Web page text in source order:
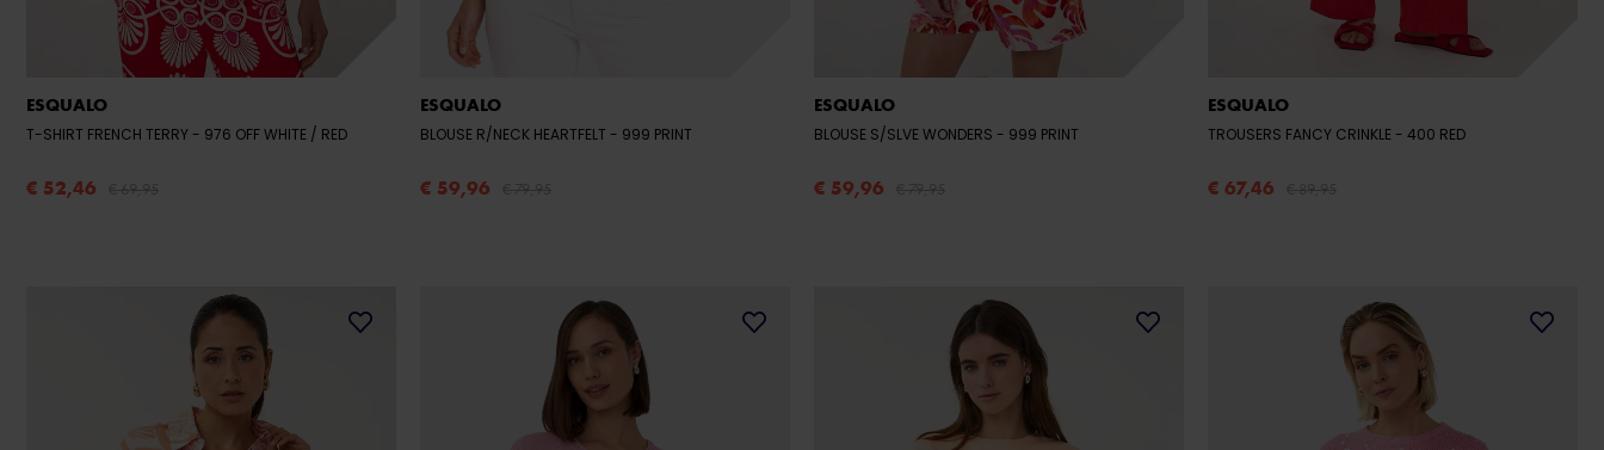
ESQUALO
T-SHIRT FRENCH TERRY - 976 OFF WHITE / RED
€ 52,46
ESQUALO
BLOUSE R/NECK HEARTFELT - 999 PRINT
€ 59,96
ESQUALO
BLOUSE S/SLVE WONDERS - 999 PRINT
€ 59,96
ESQUALO
TROUSERS FANCY CRINKLE - 400 RED
€ 67,46